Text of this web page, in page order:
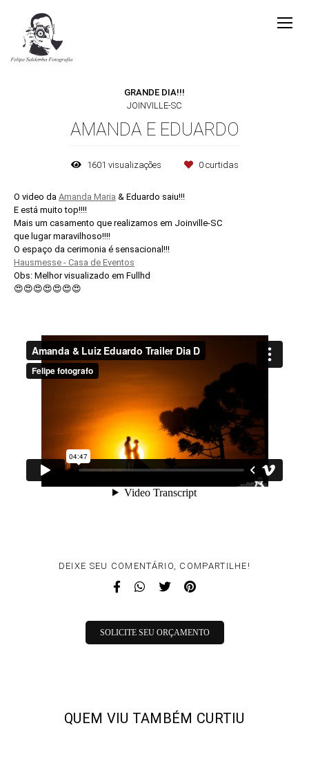
GRANDE DIA!!!
JOINVILLE-SC
AMANDA E EDUARDO
1601 visualizações 0curtidas
O video da Amanda Maria & Eduardo saiu!!!
E está muito top!!!!
Mais um casamento que realizamos em Joinville-SC
que lugar maravilhoso!!!!
O espaço da cerimonia é sensacional!!!
Hausmesse - Casa de Eventos
Obs: Melhor visualizado em Fullhd
😍😍😍😍😍😍😍
DEIXE SEU COMENTÁRIO, COMPARTILHE!
SOLICITE SEU ORÇAMENTO
QUEM VIU TAMBÉM CURTIU